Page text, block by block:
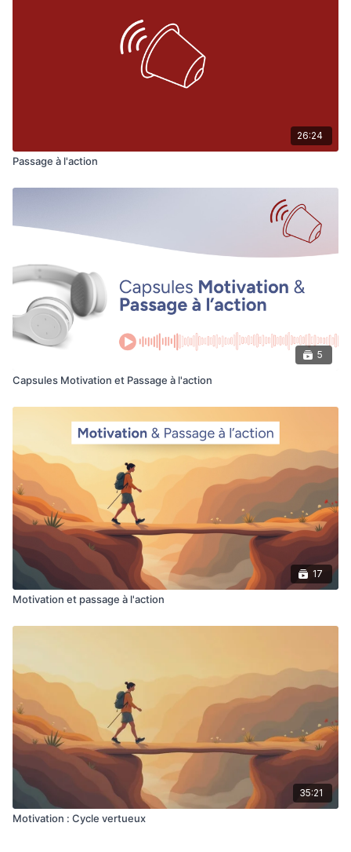
26:24
Passage à l'action
5
Capsules Motivation et Passage à l'action
17
Motivation et passage à l'action
35:21
Motivation : Cycle vertueux